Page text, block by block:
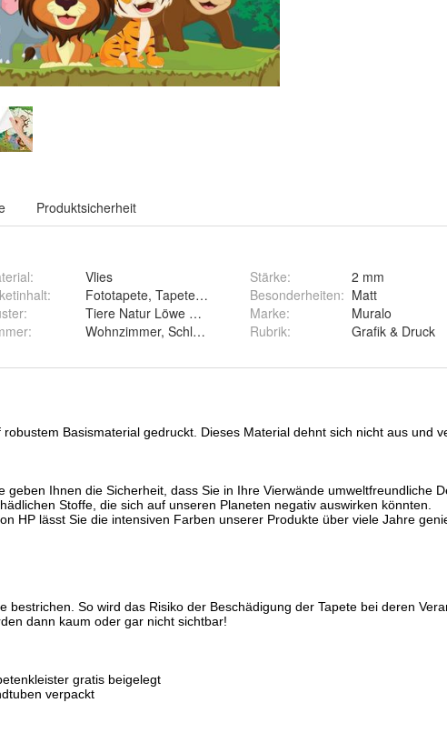
Produktsicherheit
:
Vlies
:
Fototapete, Tapetenkleister, Montageanleitung
:
Tiere Natur Löwe Giraffe Elefant Bär Vögel Wald
: Wohnzimmer, Schlafzimmer, Arbeitszimmer, Esszimmer
Stärke:
2 mm
Besonderheiten: Matt
Marke:
Muralo
Rubrik: Grafik & Druck